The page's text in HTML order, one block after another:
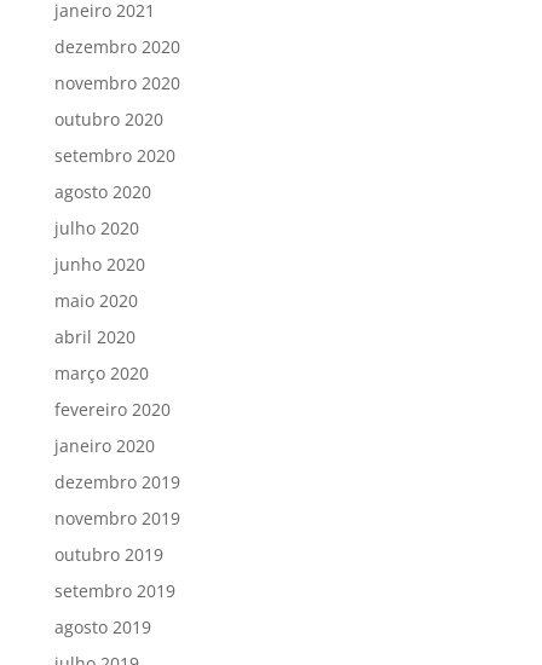
janeiro 2021
dezembro 2020
novembro 2020
outubro 2020
setembro 2020
agosto 2020
julho 2020
junho 2020
maio 2020
abril 2020
março 2020
fevereiro 2020
janeiro 2020
dezembro 2019
novembro 2019
outubro 2019
setembro 2019
agosto 2019